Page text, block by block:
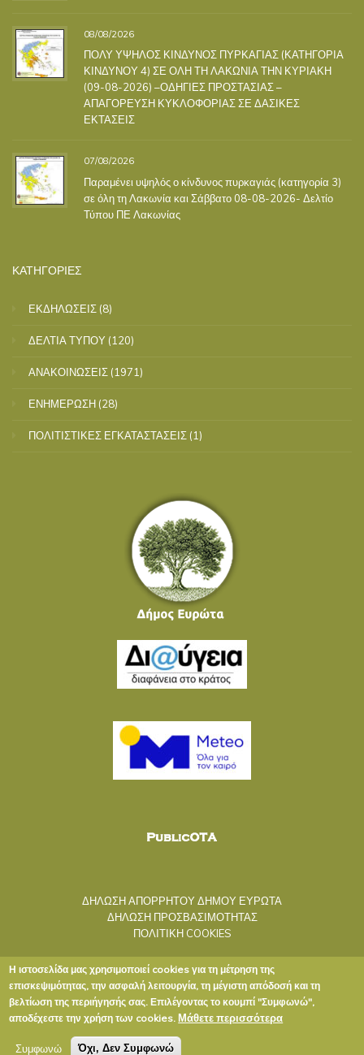
08/08/2026
ΠΟΛΥ ΥΨΗΛΟΣ ΚΙΝΔΥΝΟΣ ΠΥΡΚΑΓΙΑΣ (ΚΑΤΗΓΟΡΙΑ
ΚΙΝΔΥΝΟΥ 4) ΣΕ ΟΛΗ ΤΗ ΛΑΚΩΝΙΑ ΤΗΝ ΚΥΡΙΑΚΗ
(09-08-2026) –ΟΔΗΓΙΕΣ ΠΡΟΣΤΑΣΙΑΣ –
ΑΠΑΓΟΡΕΥΣΗ ΚΥΚΛΟΦΟΡΙΑΣ ΣΕ ΔΑΣΙΚΕΣ
ΕΚΤΑΣΕΙΣ
07/08/2026
Παραμένει υψηλός ο κίνδυνος πυρκαγιάς (κατηγορία 3)
σε όλη τη Λακωνία και Σάββατο 08-08-2026- Δελτίο
Τύπου ΠΕ Λακωνίας
ΚΑΤΗΓΟΡΙΕΣ
ΕΚΔΗΛΩΣΕΙΣ (8)
ΔΕΛΤΙΑ ΤΥΠΟΥ (120)
ΑΝΑΚΟΙΝΩΣΕΙΣ (1971)
ΕΝΗΜΕΡΩΣΗ (28)
ΠΟΛΙΤΙΣΤΙΚΕΣ ΕΓΚΑΤΑΣΤΑΣΕΙΣ (1)
ΔΗΛΩΣΗ ΑΠΟΡΡΗΤΟΥ ΔΗΜΟΥ ΕΥΡΩΤΑ
ΔΗΛΩΣΗ ΠΡΟΣΒΑΣΙΜΟΤΗΤΑΣ
ΠΟΛΙΤΙΚΗ COOKIES
Copyright © 2020 ΔΗΜΟΣ ΕΥΡΩΤΑ
Η ιστοσελίδα μας χρησιμοποιεί cookies για τη μέτρηση της
επισκεψιμότητας, την ασφαλή λειτουργία, τη μέγιστη απόδοσή και τη
βελτίωση της περιήγησής σας. Επιλέγοντας το κουμπί "Συμφωνώ",
αποδέχεστε την χρήση των cookies. Μάθετε περισσότερα
Συμφωνώ Όχι, Δεν Συμφωνώ